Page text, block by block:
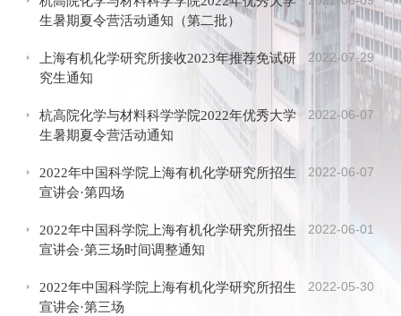
生暑期夏令营活动通知（第二批）
2022-07-29
上海有机化学研究所接收2023年推荐免试研
究生通知
2022-06-07
杭高院化学与材料科学学院2022年优秀大学
生暑期夏令营活动通知
2022-06-07
2022年中国科学院上海有机化学研究所招生
宣讲会·第四场
2022-06-01
2022年中国科学院上海有机化学研究所招生
宣讲会·第三场时间调整通知
2022-05-30
2022年中国科学院上海有机化学研究所招生
宣讲会·第三场